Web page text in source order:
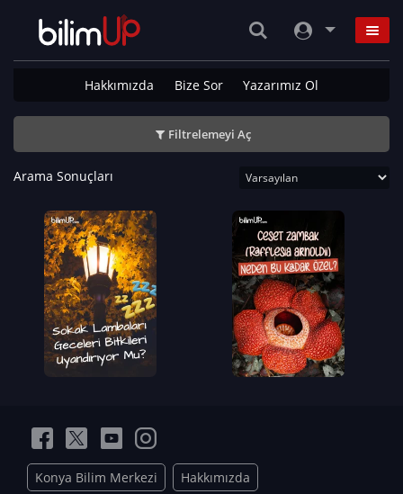
Hakkımızda Bize Sor Yazarımız Ol
Filtrelemeyi Aç
Arama Sonuçları
Konya Bilim Merkezi Hakkımızda